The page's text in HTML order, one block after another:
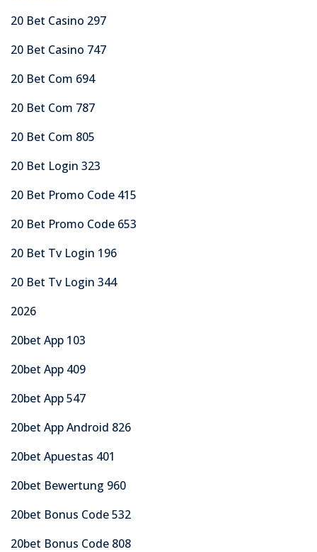
20 Bet Casino 297
20 Bet Casino 747
20 Bet Com 694
20 Bet Com 787
20 Bet Com 805
20 Bet Login 323
20 Bet Promo Code 415
20 Bet Promo Code 653
20 Bet Tv Login 196
20 Bet Tv Login 344
2026
20bet App 103
20bet App 409
20bet App 547
20bet App Android 826
20bet Apuestas 401
20bet Bewertung 960
20bet Bonus Code 532
20bet Bonus Code 808